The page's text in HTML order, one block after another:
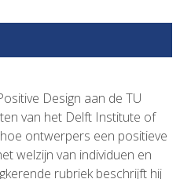
Design aan de TU
van het Delft Institute of
ontwerpers een positieve
welzijn van individuen en
rubriek beschrijft hij